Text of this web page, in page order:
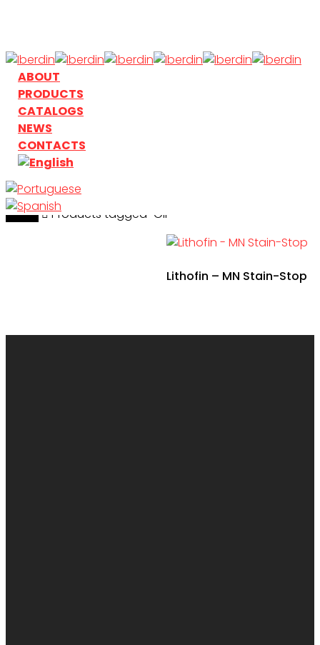
main
content
search
Menu
ABOUT
PRODUCTS
CATALOGS
NEWS
CONTACTS
search
Home Products tagged “Oil”
Lithofin – MN Stain-Stop